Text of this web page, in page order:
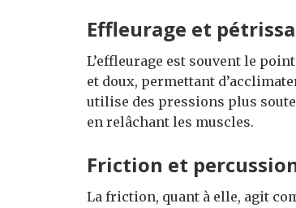
Effleurage et
L’effleurage est souvent le
et doux, permettant
utilise des pressions plus
en relâchant les muscles.
Friction et
La friction, quant à elle, agit